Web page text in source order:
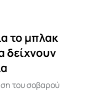
το μπλακ
δείχνουν
του σοβαρού